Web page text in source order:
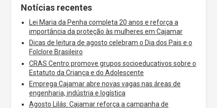
Notícias recentes
Lei Maria da Penha completa 20 anos e reforça a
importância da proteção às mulheres em Cajamar
Dicas de leitura de agosto celebram o Dia dos Pais e o
Folclore Brasileiro
CRAS Centro promove grupos socioeducativos sobre o
Estatuto da Criança e do Adolescente
Emprega Cajamar abre novas vagas nas áreas de
engenharia, indústria e logística
Agosto Lilás: Cajamar reforça a campanha de